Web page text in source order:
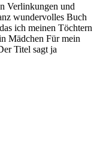
Verlinkungen und
wundervolles Buch
ich meinen Töchtern
Mädchen Für mein
Titel sagt ja